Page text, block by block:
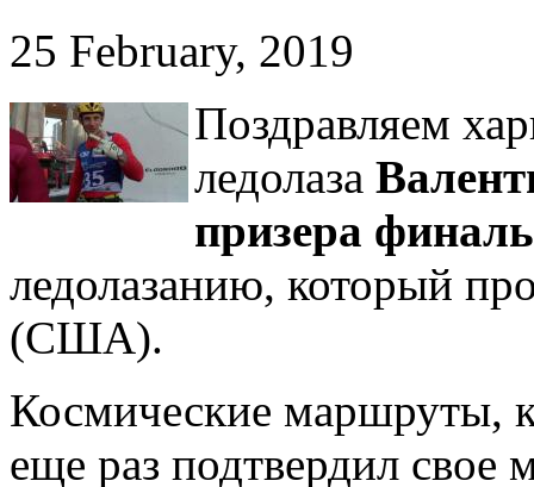
25 February, 2019
Поздравляем
ледолаза
призера
ледолазанию, который
(США).
Космические маршруты,
еще раз подтвердил свое